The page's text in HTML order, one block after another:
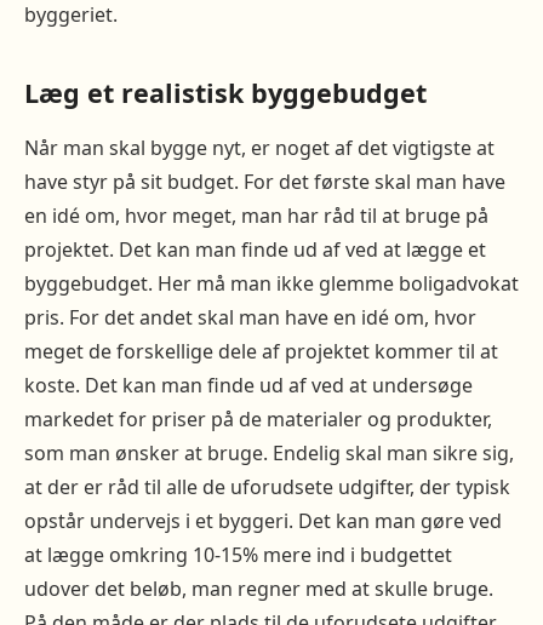
byggeriet.
Læg et realistisk byggebudget
Når man skal bygge nyt, er noget af det vigtigste at
have styr på sit budget. For det første skal man have
en idé om, hvor meget, man har råd til at bruge på
projektet. Det kan man finde ud af ved at lægge et
byggebudget. Her må man ikke glemme boligadvokat
pris. For det andet skal man have en idé om, hvor
meget de forskellige dele af projektet kommer til at
koste. Det kan man finde ud af ved at undersøge
markedet for priser på de materialer og produkter,
som man ønsker at bruge. Endelig skal man sikre sig,
at der er råd til alle de uforudsete udgifter, der typisk
opstår undervejs i et byggeri. Det kan man gøre ved
at lægge omkring 10-15% mere ind i budgettet
udover det beløb, man regner med at skulle bruge.